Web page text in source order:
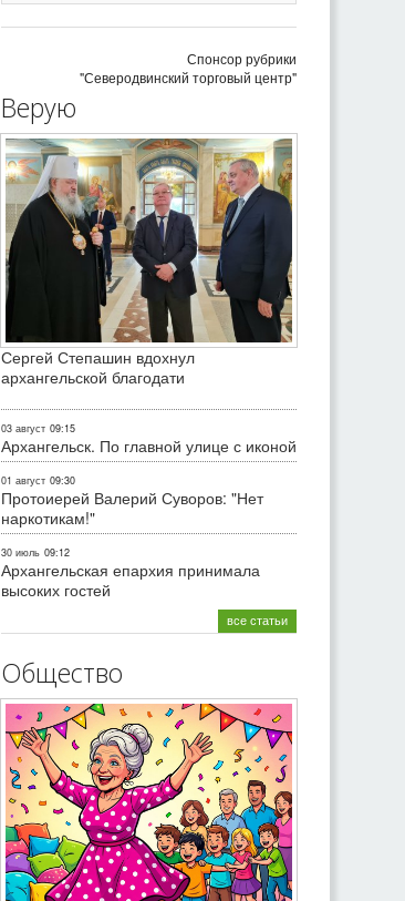
Спонсор рубрики
"Северодвинский торговый центр"
Верую
Сергей Степашин вдохнул
архангельской благодати
03 август 09:15
Архангельск. По главной улице с иконой
01 август 09:30
Протоиерей Валерий Суворов: "Нет
наркотикам!"
30 июль 09:12
Архангельская епархия принимала
высоких гостей
все статьи
Общество